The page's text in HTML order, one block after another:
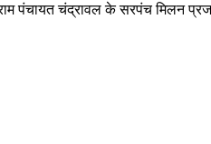
पंचायत चंद्रावल के सरपंच मिलन